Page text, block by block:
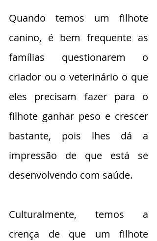
Quando temos um filhote
canino, é bem frequente as
famílias questionarem o
criador ou o veterinário o que
eles precisam fazer para o
filhote ganhar peso e crescer
bastante, pois lhes dá a
impressão de que está se
desenvolvendo com saúde.
Culturalmente, temos a
crença de que um filhote